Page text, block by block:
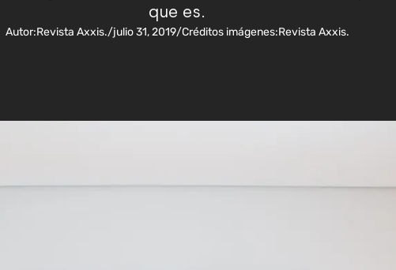
que es.
Autor:Revista Axxis./julio 31, 2019/Créditos imágenes:Revista Axxis.